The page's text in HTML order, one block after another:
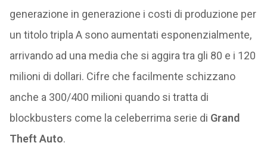
generazione in generazione i costi di produzione per
un titolo tripla A sono aumentati esponenzialmente,
arrivando ad una media che si aggira tra gli 80 e i 120
milioni di dollari. Cifre che facilmente schizzano
anche a 300/400 milioni quando si tratta di
blockbusters come la celeberrima serie di Grand
Theft Auto.